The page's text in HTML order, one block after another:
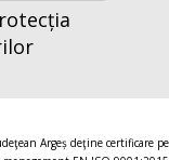
Argeș deţine certificare